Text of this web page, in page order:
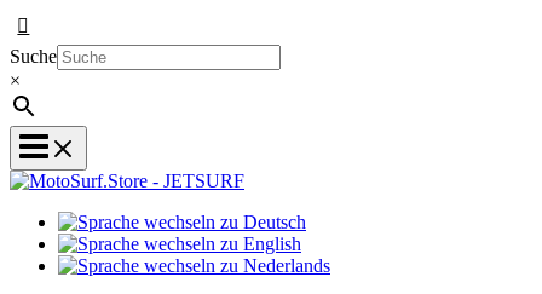
Suche
×
zu
wechseln
Sprache